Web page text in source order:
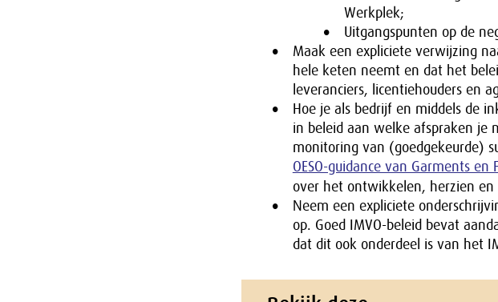
Werkplek;
Uitgangspunten op de
Maak een expliciete verwijzing
hele keten neemt en dat het
leveranciers, licentiehouders en
Hoe je als bedrijf en middels de
in beleid aan welke afspraken je
monitoring van (goedgekeurde)
OESO-guidance van Garments
over het ontwikkelen, herzien
Neem een expliciete
op. Goed IMVO-beleid bevat
dat dit ook onderdeel is van het